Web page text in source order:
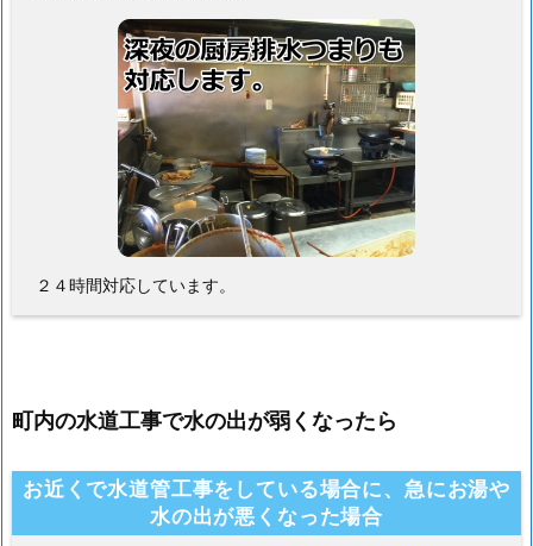
２４時間対応しています。
町内の水道工事で水の出が弱くなったら
お近くで水道管工事をしている場合に、急にお湯や
水の出が悪くなった場合